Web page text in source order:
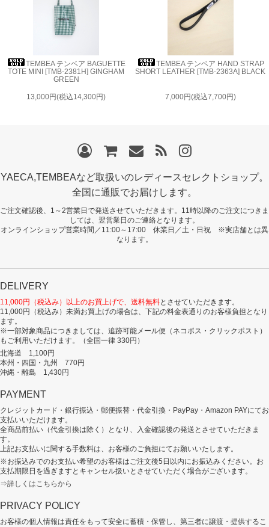
TEMBEA テンベア BAGUETTE
TOTE MINI [TMB-2381H] GINGHAM
GREEN
13,000円(税込14,300円)
TEMBEA テンベア HAND STRAP
SHORT LEATHER [TMB-2363A] BLACK
7,000円(税込7,700円)
YAECA,TEMBEAなど取扱いのレディースセレクトショップ。
全国に通販でお届けします。
ご注文確認後、1～2営業日で発送させていただきます。11時以降のご注文につきま
しては、翌営業日のご連絡となります。
オンラインショップ営業時間／11:00～17:00 休業日／土・日祝 ※実店舗とは異
なります。
DELIVERY
11,000円（税込み）以上のお買上げで、送料無料とさせていただきます。
11,000円（税込み）未満お買上げの場合は、下記の料金表通りのお客様負担となり
ます。
※一部対象商品につきましては、追跡可能メール便（ネコポス・クリックポスト）
もご利用いただけます。（全国一律 330円）
北海道 1,100円
本州・四国・九州 770円
沖縄・離島 1,430円
PAYMENT
クレジットカード・銀行振込・郵便振替・代金引換・PayPay・Amazon PAYにてお
支払いいただけます。
全商品前払い（代金引換は除く）となり、入金確認後の発送とさせていただきま
す。
上記お支払いに関する手数料は、お客様のご負担にてお願いいたします。
※お振込みでのお支払い希望のお客様はご注文後5日以内にお振込みください。お
支払期限日を過ぎますとキャンセル扱いとさせていただく場合がございます。
⇒詳しくはこちらから
PRIVACY POLICY
お客様の個人情報は責任をもって安全に蓄積・保管し、第三者に譲渡・提供するこ